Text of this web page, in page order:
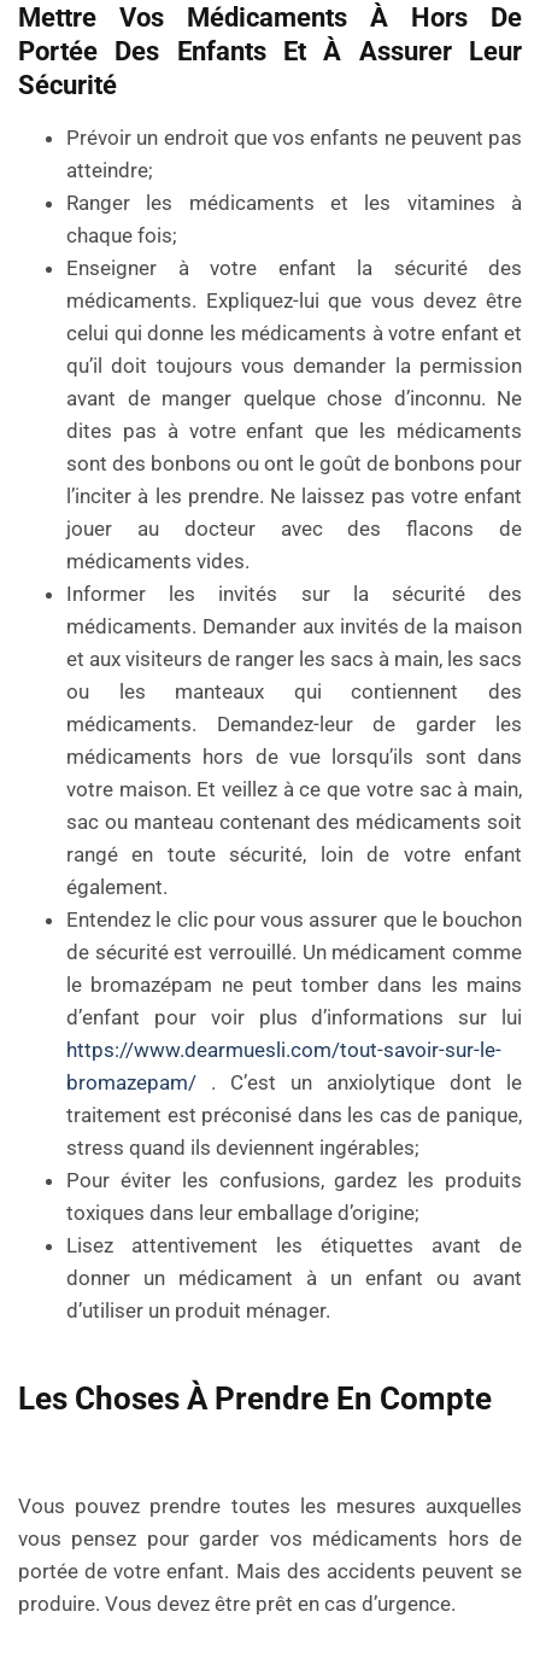
Mettre Vos Médicaments À Hors De
Portée Des Enfants Et À Assurer Leur
Sécurité
Prévoir un endroit que vos enfants ne peuvent pas
atteindre;
Ranger les médicaments et les vitamines à
chaque fois;
Enseigner à votre enfant la sécurité des
médicaments. Expliquez-lui que vous devez être
celui qui donne les médicaments à votre enfant et
qu’il doit toujours vous demander la permission
avant de manger quelque chose d’inconnu. Ne
dites pas à votre enfant que les médicaments
sont des bonbons ou ont le goût de bonbons pour
l’inciter à les prendre. Ne laissez pas votre enfant
jouer au docteur avec des flacons de
médicaments vides.
Informer les invités sur la sécurité des
médicaments. Demander aux invités de la maison
et aux visiteurs de ranger les sacs à main, les sacs
ou les manteaux qui contiennent des
médicaments. Demandez-leur de garder les
médicaments hors de vue lorsqu’ils sont dans
votre maison. Et veillez à ce que votre sac à main,
sac ou manteau contenant des médicaments soit
rangé en toute sécurité, loin de votre enfant
également.
Entendez le clic pour vous assurer que le bouchon
de sécurité est verrouillé. Un médicament comme
le bromazépam ne peut tomber dans les mains
d’enfant pour voir plus d’informations sur lui
https://www.dearmuesli.com/tout-savoir-sur-le-
bromazepam/ . C’est un anxiolytique dont le
traitement est préconisé dans les cas de panique,
stress quand ils deviennent ingérables;
Pour éviter les confusions, gardez les produits
toxiques dans leur emballage d’origine;
Lisez attentivement les étiquettes avant de
donner un médicament à un enfant ou avant
d’utiliser un produit ménager.
Les Choses À Prendre En Compte
Vous pouvez prendre toutes les mesures auxquelles
vous pensez pour garder vos médicaments hors de
portée de votre enfant. Mais des accidents peuvent se
produire. Vous devez être prêt en cas d’urgence.